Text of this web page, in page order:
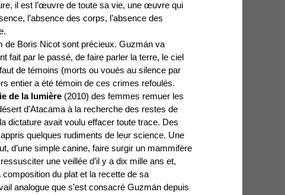
il est l’œuvre de toute sa vie, une œuvre qui
l’absence des corps, l’absence des
de Boris Nicot sont précieux. Guzmán va
fait par le passé, de faire parler la terre, le ciel
de témoins (morts ou voués au silence par
entier a été témoin de ces crimes refoulés.
de la lumière (2010) des femmes remuer les
d’Atacama à la recherche des restes de
dictature avait voulu effacer toute trace. Des
quelques rudiments de leur science. Une
d’une simple canine, faire surgir un mammifère
une veillée d’il y a dix mille ans et,
du plat et la recette de sa
analogue que s’est consacré Guzmán depuis